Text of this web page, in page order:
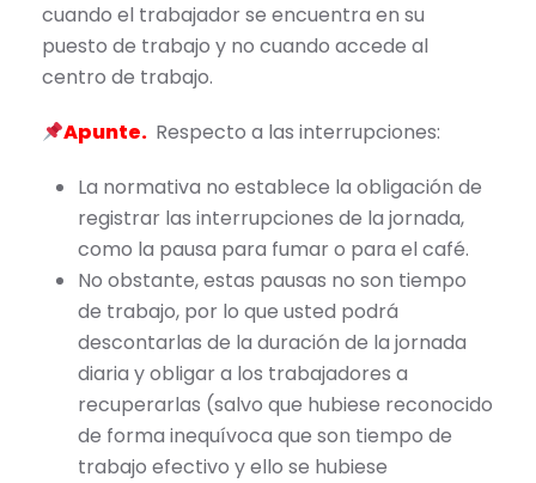
cuando el trabajador se encuentra en su
puesto de trabajo y no cuando accede al
centro de trabajo.
Apunte. Respecto a las interrupciones:
La normativa no establece la obligación de
registrar las interrupciones de la jornada,
como la pausa para fumar o para el café.
No obstante, estas pausas no son tiempo
de trabajo, por lo que usted podrá
descontarlas de la duración de la jornada
diaria y obligar a los trabajadores a
recuperarlas (salvo que hubiese reconocido
de forma inequívoca que son tiempo de
trabajo efectivo y ello se hubiese